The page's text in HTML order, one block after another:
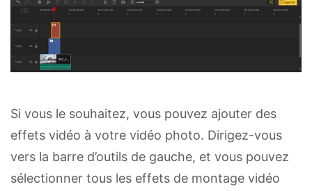
Si vous le souhaitez, vous pouvez ajouter des
effets vidéo à votre vidéo photo. Dirigez-vous
vers la barre d’outils de gauche, et vous pouvez
sélectionner tous les effets de montage vidéo